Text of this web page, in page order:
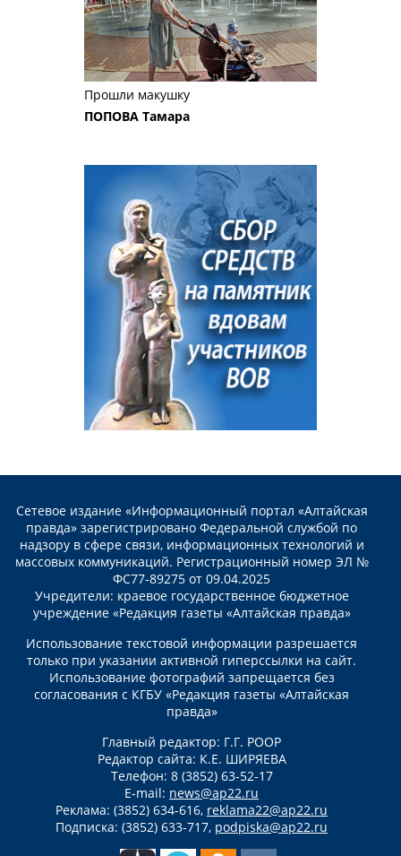
Прошли макушку
ПОПОВА Тамара
Сетевое издание «Информационный портал «Алтайская
правда» зарегистрировано Федеральной службой по
надзору в сфере связи, информационных технологий и
массовых коммуникаций. Регистрационный номер ЭЛ №
ФС77-89275 от 09.04.2025
Учредители: краевое государственное бюджетное
учреждение «Редакция газеты «Алтайская правда»
Использование текстовой информации разрешается
только при указании активной гиперссылки на сайт.
Использование фотографий запрещается без
согласования с КГБУ «Редакция газеты «Алтайская
правда»
Главный редактор: Г.Г. РООР
Редактор сайта: К.Е. ШИРЯЕВА
Телефон: 8 (3852) 63-52-17
E-mail: news@ap22.ru
Реклама: (3852) 634-616, reklama22@ap22.ru
Подписка: (3852) 633-717, podpiska@ap22.ru